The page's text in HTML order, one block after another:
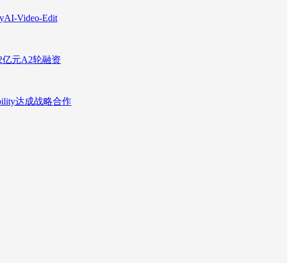
Video-Edit
元A2轮融资
达成战略合作